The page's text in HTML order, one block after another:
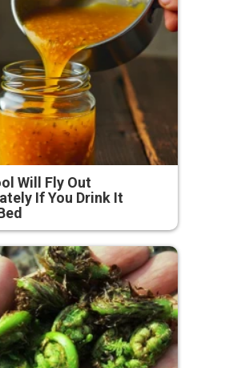
Will Fly Out
If You Drink It